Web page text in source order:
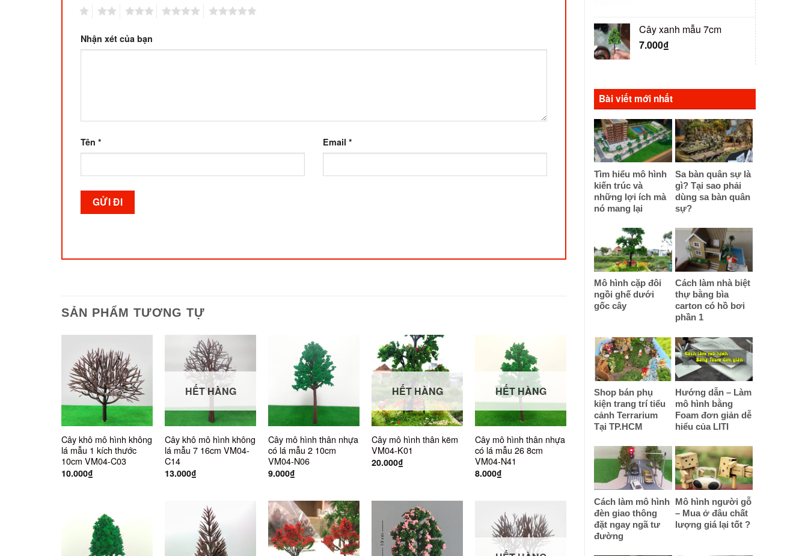
Nhận xét của bạn
Tên * Email *
SẢN PHẨM TƯƠNG TỰ
Cây khô mô hình không
lá mẫu 1 kích thước
10cm VM04-C03
10.000₫
HẾT HÀNG
Cây khô mô hình không
lá mẫu 7 16cm VM04-
C14
13.000₫
Cây mô hình thân nhựa
có lá mẫu 2 10cm
VM04-N06
9.000₫
HẾT HÀNG
Cây mô hình thân kẽm
VM04-K01
20.000₫
HẾT HÀNG
Cây mô hình thân nhựa
có lá mẫu 26 8cm
VM04-N41
8.000₫
Cây xanh mẫu 7cm
7.000₫
Bài viết mới nhất
Tìm hiểu mô hình
kiến trúc và
những lợi ích mà
nó mang lại
Sa bàn quân sự là
gì? Tại sao phải
dùng sa bàn quân
sự?
Mô hình cặp đôi
ngồi ghế dưới
gốc cây
Cách làm nhà biệt
thự bằng bìa
carton có hồ bơi
phần 1
Shop bán phụ
kiện trang trí tiểu
cảnh Terrarium
Tại TP.HCM
Hướng dẫn – Làm
mô hình bằng
Foam đơn giản dễ
hiểu của LITI
Cách làm mô hình
đèn giao thông
đặt ngay ngã tư
đường
Mô hình người gỗ
– Mua ở đâu chất
lượng giá lại tốt ?